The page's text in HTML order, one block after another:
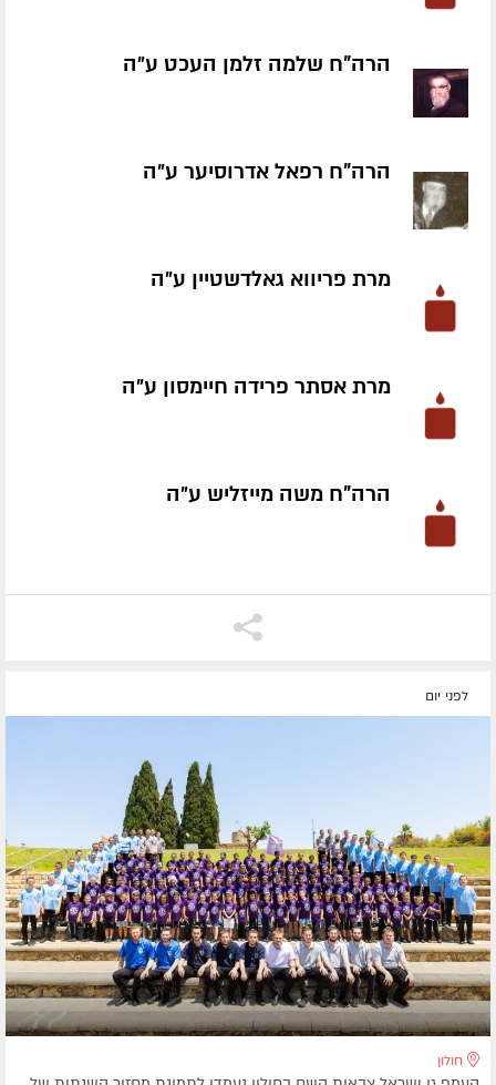
הרה"ח שלמה זלמן העכט ע״ה
הרה"ח רפאל אדרוסיער ע״ה
מרת פריווא גאלדשטיין ע״ה
מרת אסתר פרידה חיימסון ע״ה
הרה"ח משה מייזליש ע״ה
לפני יום
חולון